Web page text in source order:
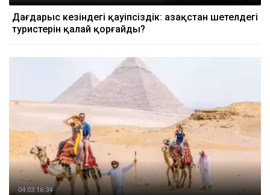
Дағдарыс кезіндегі қауіпсіздік: Қазақстан шетелдегі
туристерін қалай қорғайды?
04.03 16:34